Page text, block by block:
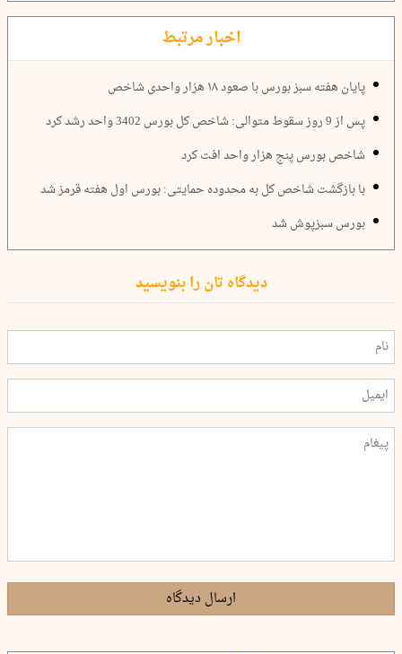
اخبار مرتبط
پایان هفته سبز بورس با صعود ۱۸ هزار واحدی شاخص
پس از 9 روز سقوط متوالی: شاخص کل بورس 3402 واحد رشد کرد
شاخص بورس پنج هزار واحد افت کرد
با بازگشت شاخص کل به محدوده حمایتی: بورس اول هفته قرمز شد
بورس سبزپوش شد
دیدگاه تان را بنویسید
ارسال دیدگاه